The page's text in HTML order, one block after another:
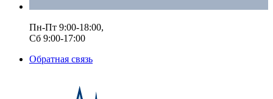
Пн-Пт 9:00-18:00,
Сб 9:00-17:00
Обратная связь